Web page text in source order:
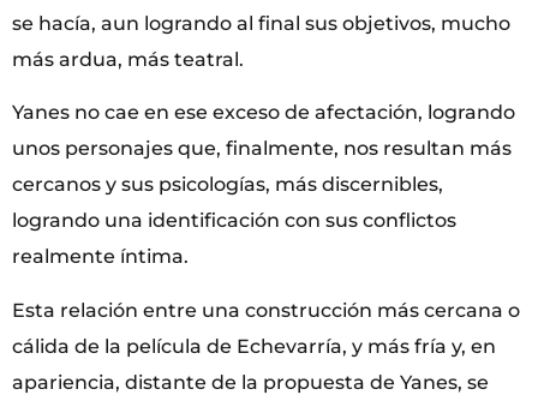
se hacía, aun logrando al final sus objetivos, mucho
más ardua, más teatral.
Yanes no cae en ese exceso de afectación, logrando
unos personajes que, finalmente, nos resultan más
cercanos y sus psicologías, más discernibles,
logrando una identificación con sus conflictos
realmente íntima.
Esta relación entre una construcción más cercana o
cálida de la película de Echevarría, y más fría y, en
apariencia, distante de la propuesta de Yanes, se